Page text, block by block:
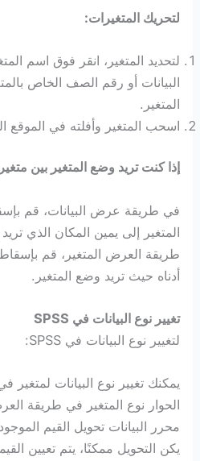
لتحريك المتغيرات:
لتحديد المتغير، انقر فوق اسم
البيانات أو رقم الصف الخاص
المتغير.
اسحب المتغير وأفلته في الموقع
إذا كنت تريد وضع المتغير بين
في طريقة عرض البيانات، قم
المتغير إلى يمين المكان الذي
طريقة العرض المتغير، قم
أدناه حيث تريد وضع المتغير.
تغيير نوع البيانات في SPSS
لتغيير نوع البيانات في SPSS:
يمكنك تغيير نوع البيانات
الحوار نوع المتغير في طريقة
محرر البيانات تحويل القيم
يكن التحويل ممكنًا، يتم تعيين